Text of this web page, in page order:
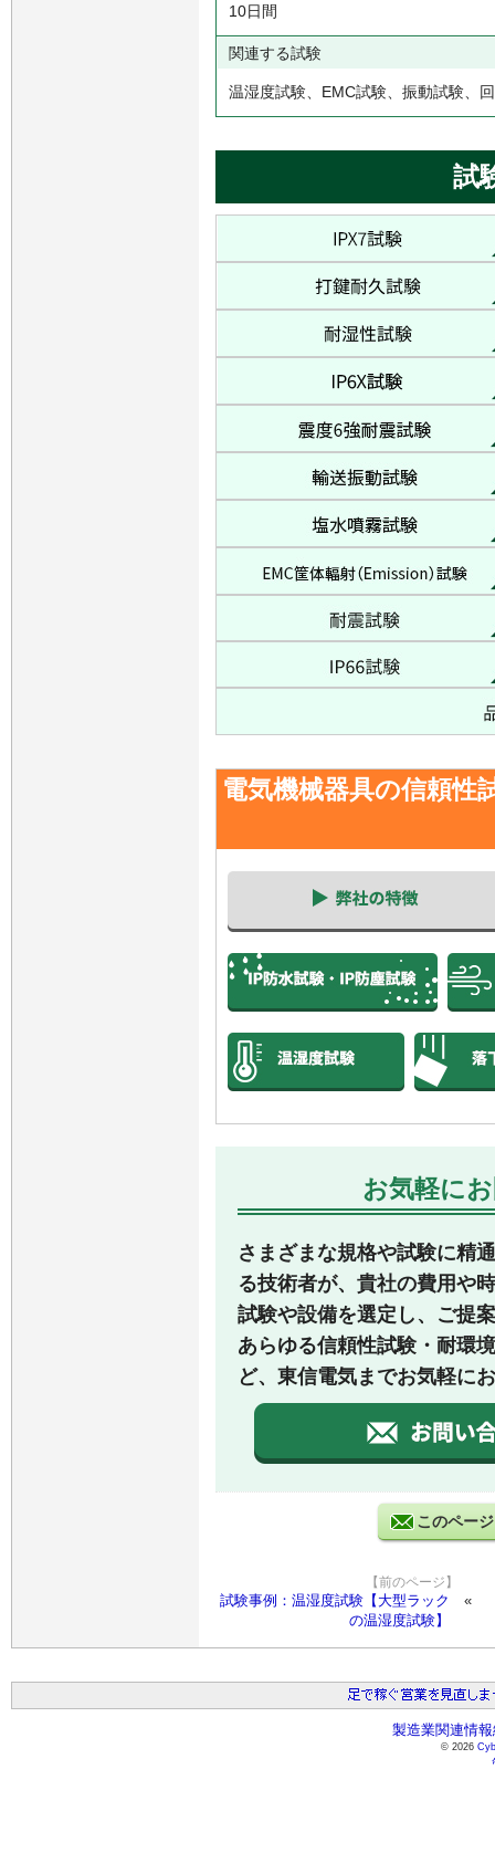
10日間
関連する試験
温湿度試験、EMC試験、振動試験、
試
電気機械器具の信頼性
お気軽に
さまざまな規格や試験に精
る技術者が、貴社の費用や
試験や設備を選定し、ご提
あらゆる信頼性試験・耐環
ど、東信電気までお気軽に
このペー
【前のページ】
試験事例：温湿度試験【大型ラック
の温湿度試験】
製造業関連情
© 2026